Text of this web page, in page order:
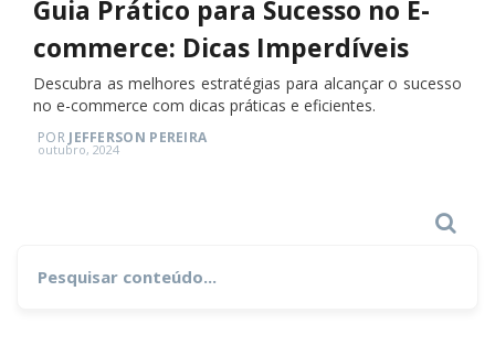
Guia Prático para Sucesso no E-
commerce: Dicas Imperdíveis
Descubra as melhores estratégias para alcançar o sucesso
no e-commerce com dicas práticas e eficientes.
PORJEFFERSON PEREIRA
Posted
outubro, 2024
Search